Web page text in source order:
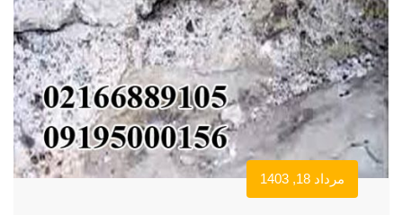
مرداد 18, 1403